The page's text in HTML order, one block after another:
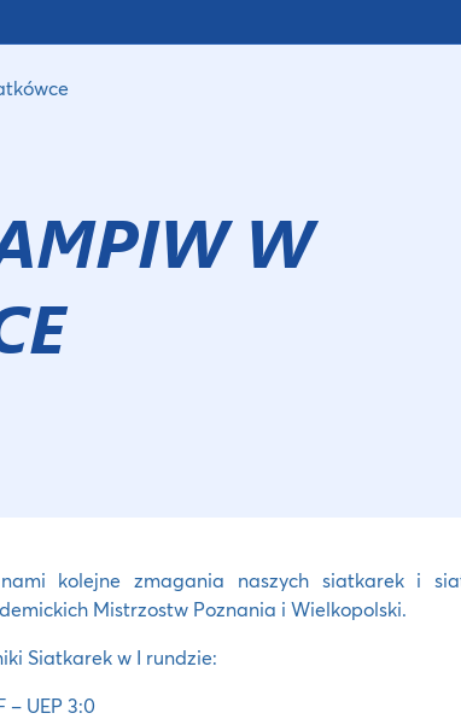
W
kolejne zmagania naszych siatkarek i
Mistrzostw Poznania i Wielkopolski.
Siatkarek w I rundzie:
– UEP 3:0